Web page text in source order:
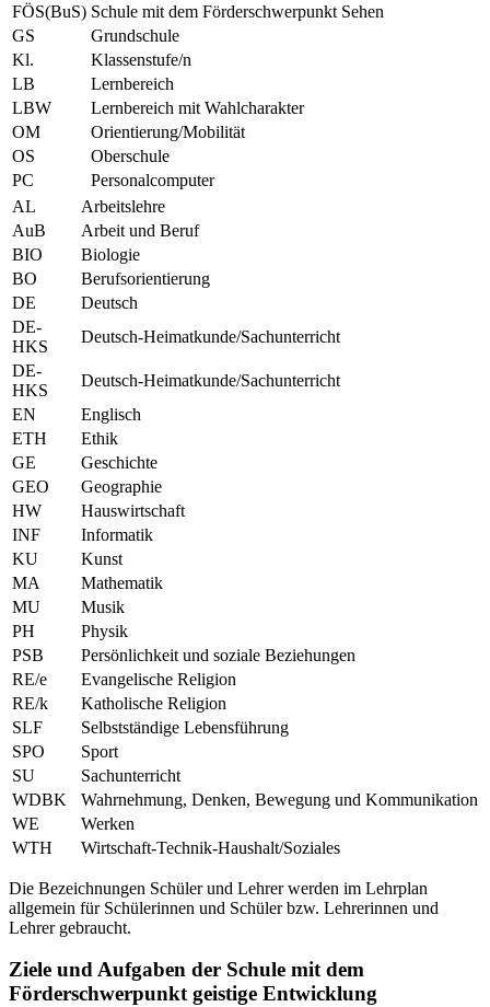
FÖS(BuS) Schule mit dem Förderschwerpunkt Sehen
GS
Grundschule
Kl.
Klassenstufe/n
LB
Lernbereich
LBW
Lernbereich mit Wahlcharakter
OM
Orientierung/Mobilität
OS
Oberschule
PC
Personalcomputer
AL
Arbeitslehre
AuB
Arbeit und Beruf
BIO
Biologie
BO
Berufsorientierung
DE
Deutsch
DE-
HKS
Deutsch-Heimatkunde/Sachunterricht
DE-
HKS
Deutsch-Heimatkunde/Sachunterricht
EN
Englisch
ETH
Ethik
GE
Geschichte
GEO
Geographie
HW
Hauswirtschaft
INF
Informatik
KU
Kunst
MA
Mathematik
MU
Musik
PH
Physik
PSB
Persönlichkeit und soziale Beziehungen
RE/e
Evangelische Religion
RE/k
Katholische Religion
SLF
Selbstständige Lebensführung
SPO
Sport
SU
Sachunterricht
WDBK
Wahrnehmung, Denken, Bewegung und Kommunikation
WE
Werken
WTH
Wirtschaft-Technik-Haushalt/Soziales
Die Bezeichnungen Schüler und Lehrer werden im Lehrplan
allgemein für Schülerinnen und Schüler bzw. Lehrerinnen und
Lehrer gebraucht.
Ziele und Aufgaben der Schule mit dem
Förderschwerpunkt geistige Entwicklung